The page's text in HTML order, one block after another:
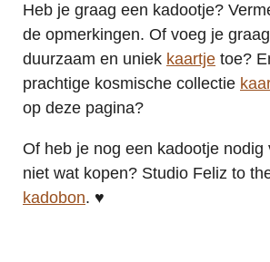
Heb je graag een kadootje?
de opmerkingen. Of voeg je
duurzaam en uniek kaartje toe?
prachtige kosmische collectie
op deze pagina?
Of heb je nog een kadootje
niet wat kopen? Studio Feliz to
kadobon. ♥